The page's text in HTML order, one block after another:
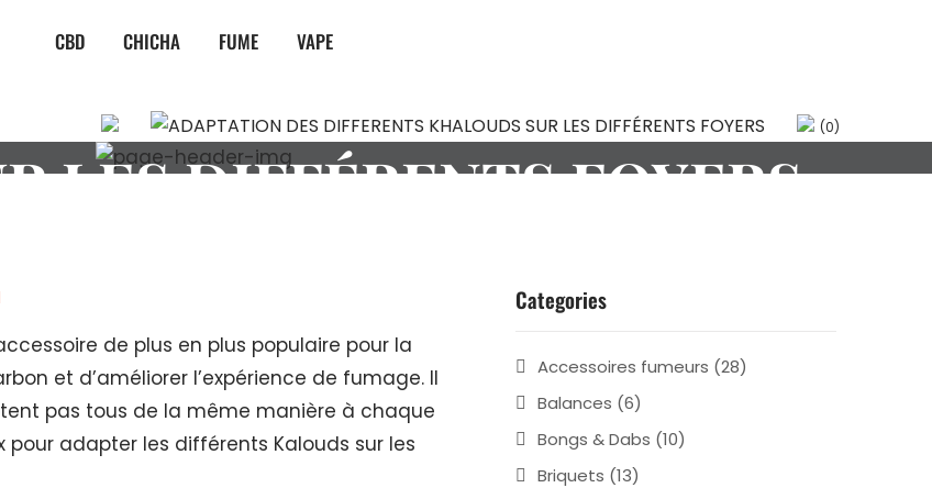
CBD CHICHA FUME VAPE
(0)
DES DIFFERENTS
LES DIFFÉRENTS FOYERS
de plus en plus populaire pour la
et d’améliorer l’expérience de fumage. Il
pas tous de la même manière à chaque
adapter les différents Kalouds sur les
Categories
Accessoires fumeurs (28)
Balances (6)
Bongs & Dabs (10)
Briquets (13)